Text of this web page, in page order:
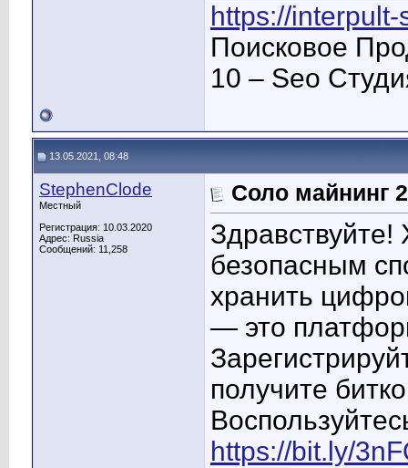
https://
Поисковое
10 – Seo
13.05.2021, 08:48
StephenClode
Местный
Регистрация: 10.03.2020
Адрес: Russia
Сообщений: 11,258
Соло майнинг
безопасным
хранить
— это
получите
https://bit.ly/